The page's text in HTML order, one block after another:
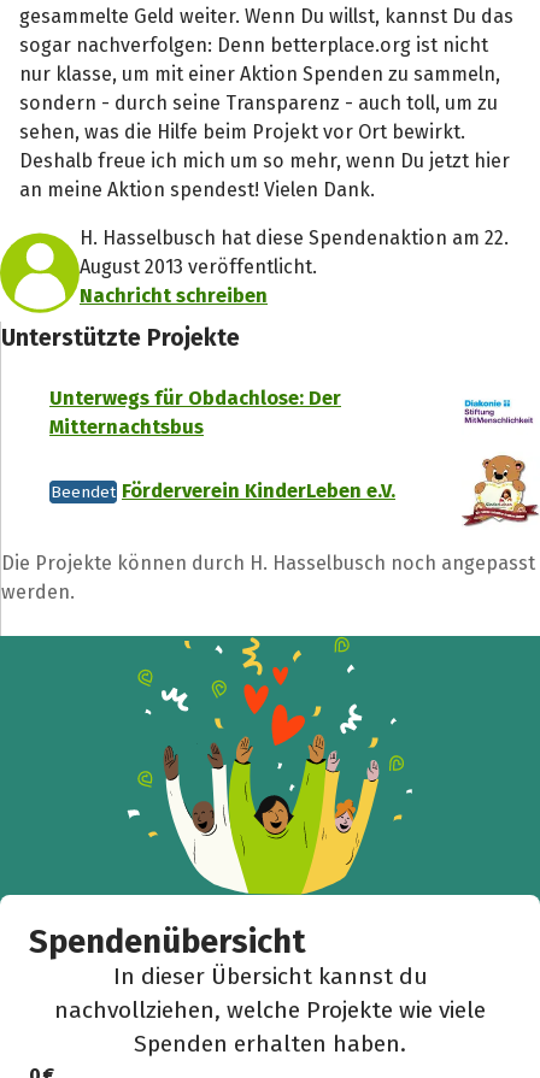
gesammelte Geld weiter. Wenn Du willst, kannst Du das
sogar nachverfolgen: Denn betterplace.org ist nicht
nur klasse, um mit einer Aktion Spenden zu sammeln,
sondern - durch seine Transparenz - auch toll, um zu
sehen, was die Hilfe beim Projekt vor Ort bewirkt.
Deshalb freue ich mich um so mehr, wenn Du jetzt hier
an meine Aktion spendest! Vielen Dank.
H. Hasselbusch hat diese Spendenaktion am 22.
August 2013 veröffentlicht.
Nachricht schreiben
Unterstützte Projekte
Unterwegs für Obdachlose: Der
Mitternachtsbus
Beendet Förderverein KinderLeben e.V.
Die Projekte können durch H. Hasselbusch noch angepasst
werden.
Spendenübersicht
In dieser Übersicht kannst du
nachvollziehen, welche Projekte wie viele
Spenden erhalten haben.